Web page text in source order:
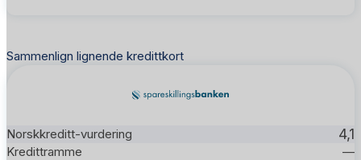
Sammenlign lignende kredittkort
4,1
—